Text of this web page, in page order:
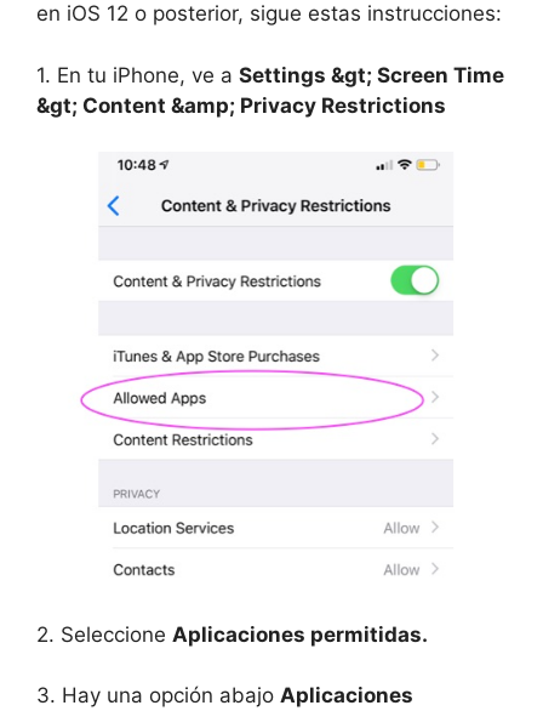
en iOS 12 o posterior, sigue estas instrucciones:
1. En tu iPhone, ve a Settings &gt; Screen Time
&gt; Content &amp; Privacy Restrictions
2. Seleccione Aplicaciones permitidas.
3. Hay una opción abajo Aplicaciones